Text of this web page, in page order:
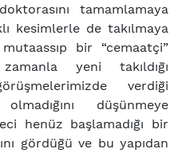
tamamlamaya
kesimlerle de takılmaya
bir “cemaatçi”
yeni takıldığı
verdiği
düşünmeye
henüz başlamadığı bir
gördüğü ve bu yapıdan